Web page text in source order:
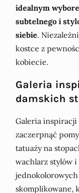
idealnym
subtelnego i
siebie.
kostce z
kobiecie.
Galeria
damskich
Galeria inspiracji
zaczerpnąć
tatuaży na
wachlarz stylów
skomplikowane,